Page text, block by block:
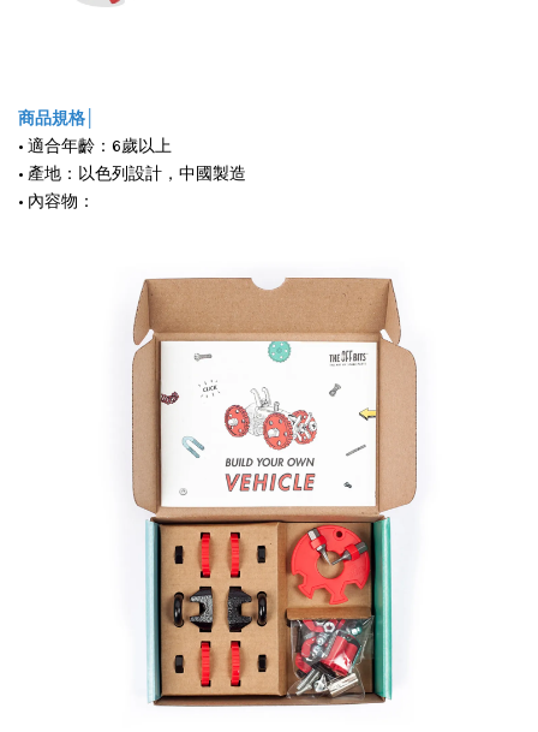
商品規格│
• 適合年齡：6歲以上
• 產地：以色列設計，中國製造
• 內容物：